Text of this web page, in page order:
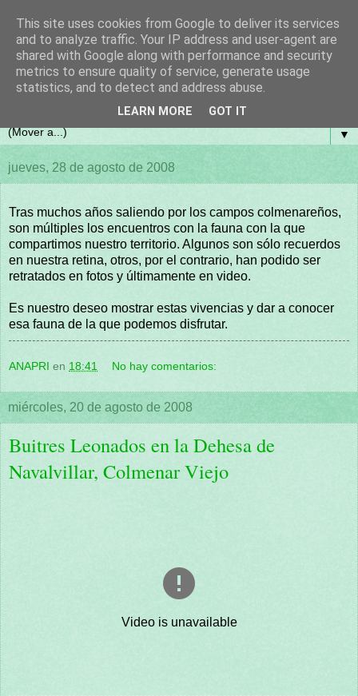
▼
jueves, 28 de agosto de 2008
Tras muchos años saliendo por los campos colmenareños,
son múltiples los encuentros con la fauna con la que
compartimos nuestro territorio. Algunos son sólo recuerdos
en nuestra retina, otros, por el contrario, han podido ser
retratados en fotos y últimamente en video.
Es nuestro deseo mostrar estas vivencias y dar a conocer
esa fauna de la que podemos disfrutar.
ANAPRI en 18:41 No hay comentarios:
miércoles, 20 de agosto de 2008
Buitres Leonados en la Dehesa de
Navalvillar, Colmenar Viejo
This site uses cookies from Google to deliver its services
and to analyze traffic. Your IP address and user-agent are
shared with Google along with performance and security
metrics to ensure quality of service, generate usage
statistics, and to detect and address abuse.
LEARN MORE GOT IT